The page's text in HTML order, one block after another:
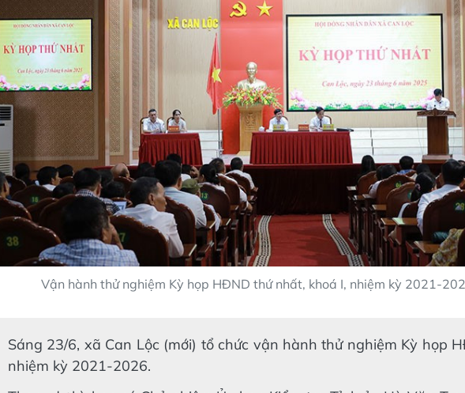
Vận hành thử nghiệm Kỳ họp HĐND thứ nhất, khoá I, nhiệm kỳ 2021-
Sáng 23/6, xã Can Lộc (mới) tổ chức vận hành thử nghiệm Kỳ họp
nhiệm kỳ 2021-2026.